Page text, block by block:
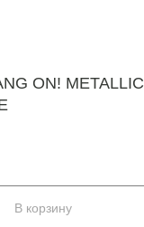
ON! METALLIC
В корзину